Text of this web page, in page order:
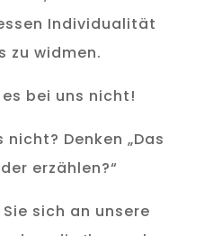
Individualität
zu widmen.
bei uns nicht!
Denken „Das
erzählen?“
sich an unsere